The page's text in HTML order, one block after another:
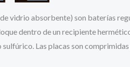
vidrio absorbente) son baterías
dentro de un recipiente
Las placas son